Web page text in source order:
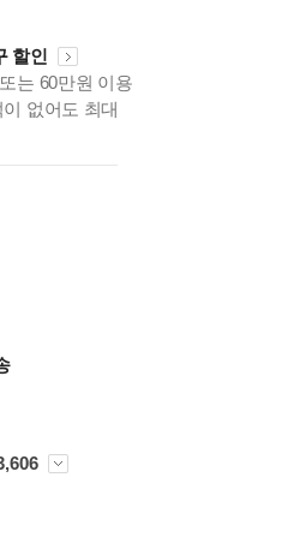
할인
는 60만원 이용
없어도 최대